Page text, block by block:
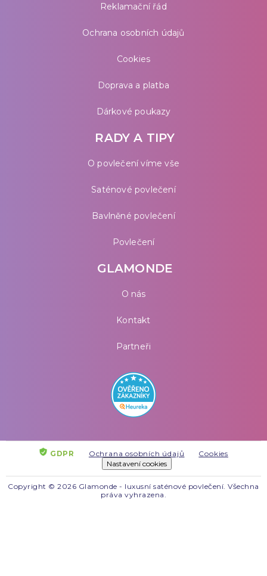
Reklamační řád
Ochrana osobních údajů
Cookies
Doprava a platba
Dárkové poukazy
RADY A TIPY
O povlečení víme vše
Saténové povlečení
Bavlněné povlečení
Povlečení
GLAMONDE
O nás
Kontakt
Partneři
GDPR Ochrana osobních údajů
Cookies
Nastavení cookies
Copyright © 2026 Glamonde - luxusní saténové povlečení. Všechna
práva vyhrazena.